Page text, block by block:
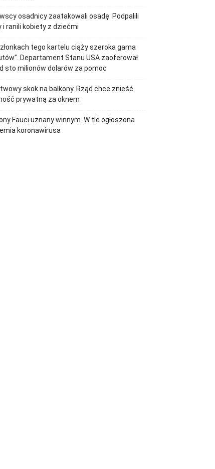
osadnicy zaatakowali osadę. Podpalili
i ranili kobiety z dziećmi
tego kartelu ciąży szeroka gama
Departament Stanu USA zaoferował
sto milionów dolarów za pomoc
skok na balkony. Rząd chce znieść
prywatną za oknem
Fauci uznany winnym. W tle ogłoszona
koronawirusa